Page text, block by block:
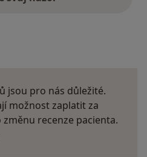
jsou pro nás důležité.
možnost zaplatit za
recenze pacienta.